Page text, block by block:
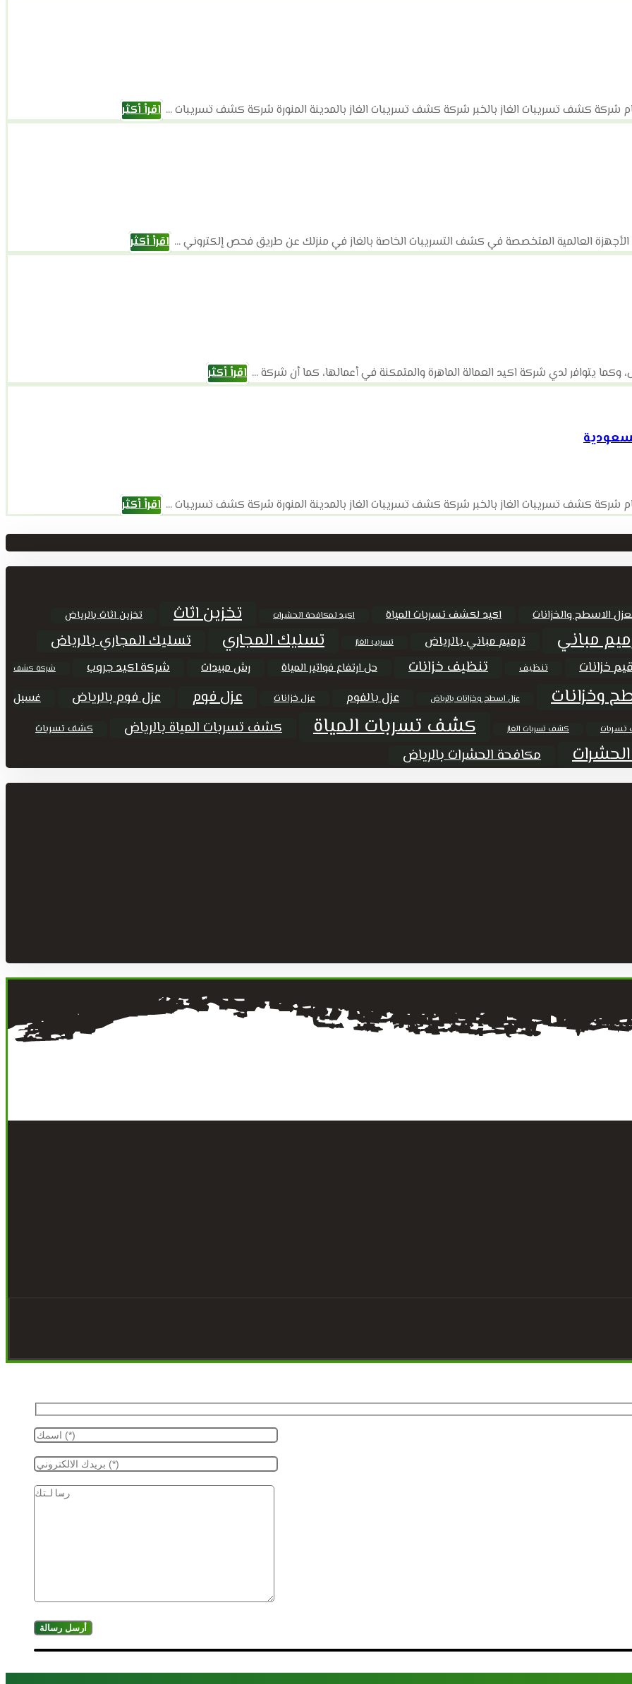
كشف تسريبات الغاز بالخبر شركة كشف تسريبات الغاز بالمدينة المنورة شركة كشف تسريبات ... اقرأ أكثر
العالمية المتخصصة في كشف التسريبات الخاصة بالغاز في منزلك عن طريق فحص إلكتروني ... اقرأ أكثر
يتوافر لدي شركة اكيد العمالة الماهرة والمتمكنة في أعمالها، كما أن شركة ... اقرأ أكثر
كشف تسريبات الغاز بالخبر شركة كشف تسريبات الغاز بالمدينة المنورة شركة كشف تسريبات ... اقرأ أكثر
الاسطح والخزانات اكيد لكشف تسربات المياة اكيد لمكافحة الحشرات تخزين اثاث تخزين اثاث بالرياض
مباني ترميم مباني بالرياض تسريب الغاز تسليك المجاري تسليك المجاري بالرياض
خزانات تنظيف تنظيف خزانات حل ارتفاع فواتير المياة رش مبيدات شركة اكيد جروب شركة كشف
وخزانات عزل اسطح وخزانات بالرياض عزل بالفوم عزل خزانات عزل فوم عزل فوم بالرياض
غسيل
كشف تسربات الغاز كشف تسربات المياة كشف تسربات المياة بالرياض
كشف تسربات
مكافحة الحشرات بالرياض